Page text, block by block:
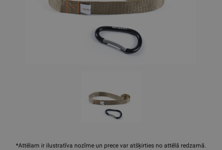
*Attēlam ir ilustratīva nozīme un prece var atšķirties no attēlā redzamā.